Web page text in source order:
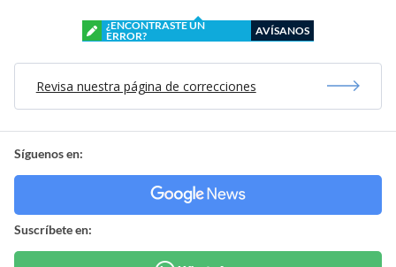
¿ENCONTRASTE UN
ERROR?
AVÍSANOS
Revisa nuestra página de correcciones
Síguenos en:
Suscríbete en: